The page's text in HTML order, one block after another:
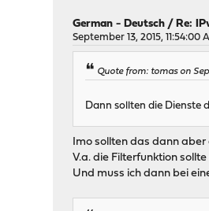
German - Deutsch /Re:
September 13, 2015, 11:54:00
Quote from: tomas on
Dann sollten die Dienste
Imo sollten das dann aber
V.a. die Filterfunktion
Und muss ich dann bei